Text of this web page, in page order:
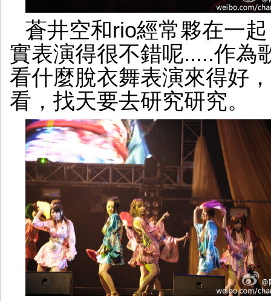
蒼井空和rio經常夥在一
實表演得很不錯呢.....作為
看什麼脫衣舞表演來得好
看，找天要去研究研究。